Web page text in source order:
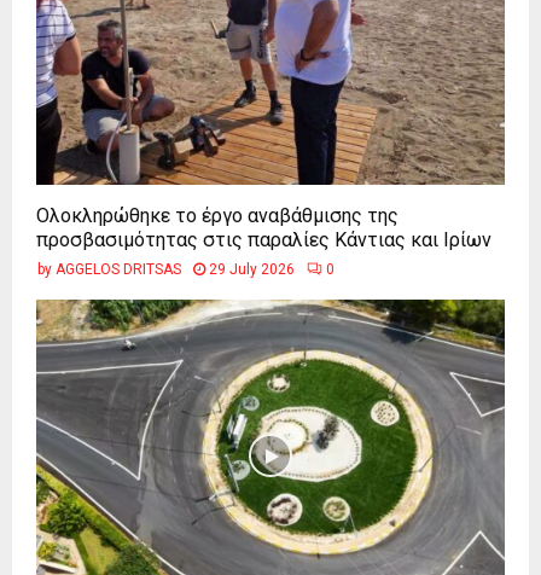
Ολοκληρώθηκε το έργο αναβάθμισης της
προσβασιμότητας στις παραλίες Κάντιας και Ιρίων
by AGGELOS DRITSAS 29 July 2026 0